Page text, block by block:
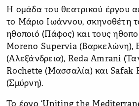
Η ομάδα του θεατρικού έργου
το Μάριο Ιωάννου, σκηνοθέτη
ηθοποιό (Πάφος) και τους
Moreno Supervia (Βαρκελώνη),
(Αλεξάνδρεια), Reda Amrani
Rochette (Μασσαλία) και Safak
(Σμύρνη).